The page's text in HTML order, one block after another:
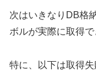
次はいきなりDB格
ボルが実際に取得で
特に、以下は取得失